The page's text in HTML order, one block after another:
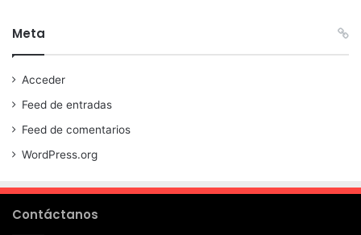
Meta
Acceder
Feed de entradas
Feed de comentarios
WordPress.org
Contáctanos